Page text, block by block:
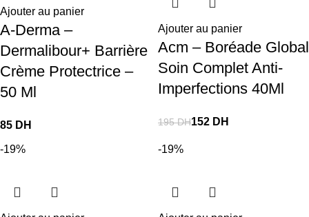
Ajouter au panier
A-Derma –
Dermalibour+ Barrière
Crème Protectrice –
50 Ml
DH
Ajouter au panier
Acm – Boréade Global
Soin Complet Anti-
Imperfections 40Ml
195DH152 DH
-19% -19%